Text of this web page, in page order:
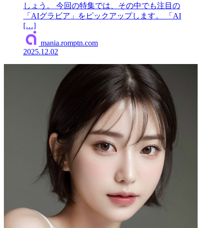
しょう。 今回の特集では、その中でも注目の
「AIグラビア」をピックアップします。 「AI
[…]
mania.romptn.com
2025.12.02